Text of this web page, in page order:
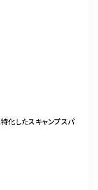
化したスキャンプスパ